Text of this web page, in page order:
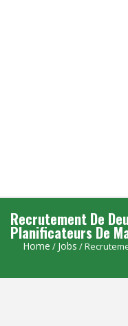
Recrutement De
Planificateurs De
Home / Jobs /